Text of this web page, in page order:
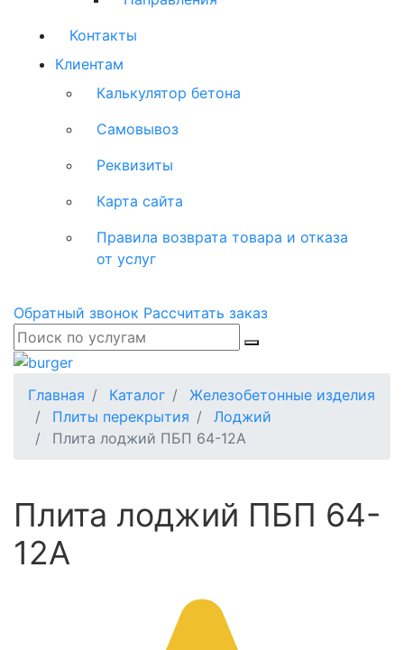
Контакты
Клиентам
Калькулятор бетона
Самовывоз
Реквизиты
Карта сайта
Правила возврата товара и отказа
от услуг
Обратный звонок Рассчитать заказ
Главная Каталог
Железобетонные изделия
Плиты перекрытия
Лоджий
Плита лоджий ПБП 64-12А
Плита лоджий ПБП 64-
12А